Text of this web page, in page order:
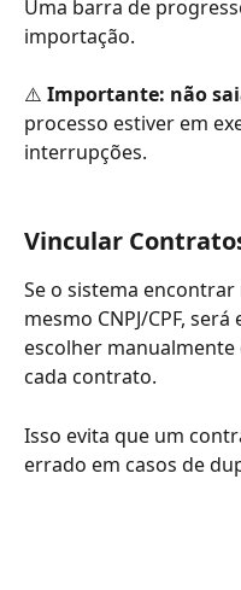
Uma barra de
importação.
⚠️ Importante: não
processo estiver em
interrupções.
Vincular
Se o sistema
mesmo CNPJ/CPF,
escolher manualmente
cada contrato.
Isso evita que um
errado em casos de